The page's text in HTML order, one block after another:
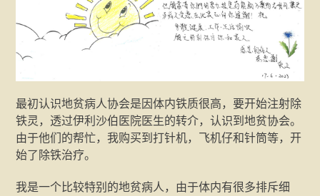
最初认识地贫病人协会是因体内铁质很高，要开始注射除
铁灵，透过伊利沙伯医院医生的转介，认识到地贫协会。
由于他们的帮忙，我购买到打针机，飞机仔和针筒等，开
始了除铁治疗。
我是一个比较特别的地贫病人，由于体内有很多排斥细